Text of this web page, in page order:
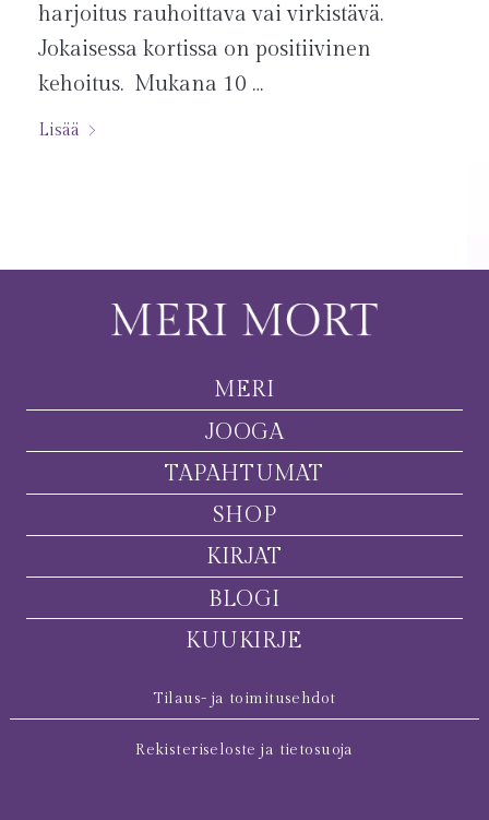
harjoitus rauhoittava vai virkistävä.
Jokaisessa kortissa on positiivinen
kehoitus. Mukana 10 …
Lisää
MERI
JOOGA
TAPAHTUMAT
SHOP
KIRJAT
BLOGI
KUUKIRJE
Tilaus- ja toimitusehdot
Rekisteriseloste ja tietosuoja